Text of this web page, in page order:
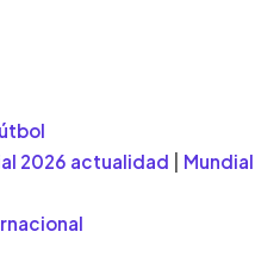
2026 actualidad
Mundial